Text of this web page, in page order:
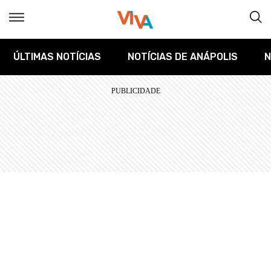
ÚLTIMAS NOTÍCIAS NOTÍCIAS DE ANÁPOLIS